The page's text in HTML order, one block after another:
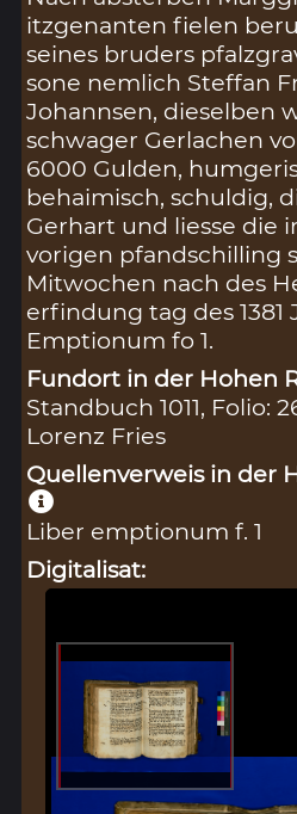
itzgenanten fielen
seines bruders
sone nemlich Steffan
Johannsen, dieselben
schwager Gerlachen
6000 Gulden,
behaimisch, schuldig,
Gerhart und liesse die
vorigen pfandschilling
Mitwochen nach des
erfindung tag des 1381
Emptionum fo 1.
Fundort in der Hohen
Standbuch 1011, Folio:
Lorenz Fries
Quellenverweis in der
Liber emptionum f. 1
Digitalisat: